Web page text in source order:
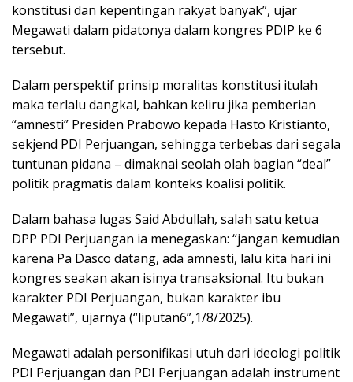
konstitusi dan kepentingan rakyat banyak”, ujar
Megawati dalam pidatonya dalam kongres PDIP ke 6
tersebut.
Dalam perspektif prinsip moralitas konstitusi itulah
maka terlalu dangkal, bahkan keliru jika pemberian
“amnesti” Presiden Prabowo kepada Hasto Kristianto,
sekjend PDI Perjuangan, sehingga terbebas dari segala
tuntunan pidana – dimaknai seolah olah bagian “deal”
politik pragmatis dalam konteks koalisi politik.
Dalam bahasa lugas Said Abdullah, salah satu ketua
DPP PDI Perjuangan ia menegaskan: “jangan kemudian
karena Pa Dasco datang, ada amnesti, lalu kita hari ini
kongres seakan akan isinya transaksional. Itu bukan
karakter PDI Perjuangan, bukan karakter ibu
Megawati”, ujarnya (“liputan6”,1/8/2025).
Megawati adalah personifikasi utuh dari ideologi politik
PDI Perjuangan dan PDI Perjuangan adalah instrument